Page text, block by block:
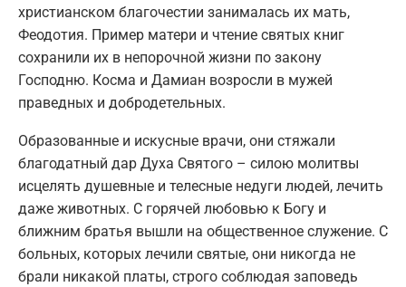
христианском благочестии занималась их мать,
Феодотия. Пример матери и чтение святых книг
сохранили их в непорочной жизни по закону
Господню. Косма и Дамиан возросли в мужей
праведных и добродетельных.
Образованные и искусные врачи, они стяжали
благодатный дар Духа Святого – силою молитвы
исцелять душевные и телесные недуги людей, лечить
даже животных. С горячей любовью к Богу и
ближним братья вышли на общественное служение. С
больных, которых лечили святые, они никогда не
брали никакой платы, строго соблюдая заповедь